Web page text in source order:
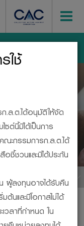
ใช้
.ล.ต.ได้อนุมัติให้จัด
ซต์นี้มิได้เป็นการ
ณะกรรมการก.ล.ต.ได้
ชวนและมิได้ประกัน
ผู้ลงทุนอาจได้รับคืน
นและมีโอกาสไม่ได้
เวลาที่กำหนด ใน